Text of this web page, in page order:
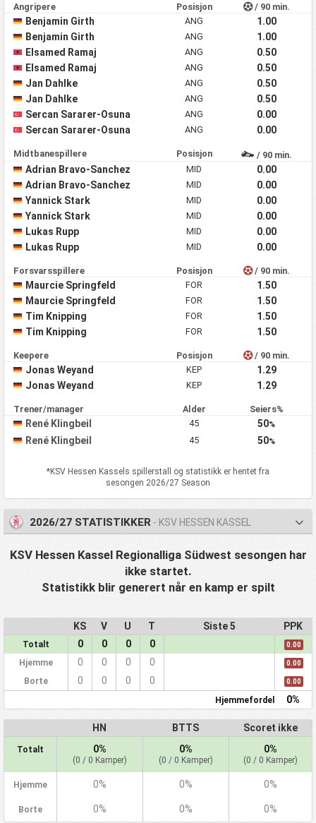
Angripere Posisjon / 90 min.
Benjamin Girth ANG
1.00
Benjamin Girth
ANG
1.00
Elsamed Ramaj
ANG
0.50
Elsamed Ramaj
ANG
0.50
Jan Dahlke
ANG
0.50
Jan Dahlke
ANG
0.50
Sercan Sararer-Osuna
ANG
0.00
Sercan Sararer-Osuna
ANG 0.00
Midtbanespillere Posisjon / 90 min.
Adrian Bravo-Sanchez MID
0.00
Adrian Bravo-Sanchez
MID
0.00
Yannick Stark
MID
0.00
Yannick Stark
MID
0.00
Lukas Rupp
MID
0.00
Lukas Rupp
MID 0.00
Forsvarsspillere Posisjon / 90 min.
Maurcie Springfeld FOR
1.50
Maurcie Springfeld
FOR
1.50
Tim Knipping
FOR
1.50
Tim Knipping
FOR 1.50
Keepere Posisjon / 90 min.
Jonas Weyand KEP
1.29
Jonas Weyand
KEP 1.29
Trener/manager Alder Seiers%
René Klingbeil 45 50%
René Klingbeil 45 50%
*KSV Hessen Kassel s spillerstall og statistikk er hentet fra
sesongen 2026/27 Season
2026/27 STATISTIKKER - KSV HESSEN KASSEL
KSV Hessen Kassel Regionalliga Südwest sesongen har
ikke startet.
Statistikk blir generert når en kamp er spilt
KS V U T Siste 5 PPK
Totalt 0 0 0 0 0.00
Hjemme 0 0 0 0 0.00
Borte 0 0 0 0 0.00
Hjemmefordel 0%
HN BTTS Scoret ikke
Totalt 0%
(0 / 0 Kamper)
0%
(0 / 0 Kamper)
0%
(0 / 0 Kamper)
Hjemme 0% 0% 0%
Borte 0% 0% 0%